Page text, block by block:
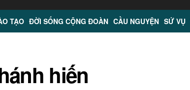
TẠO ĐỜI SỐNG CỘNG ĐOÀN CẦU NGUYỆN SỨ VỤ
hiến